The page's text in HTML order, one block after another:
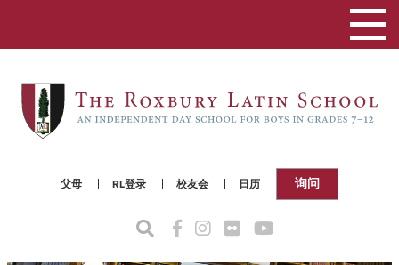
父母 RL登录 校友会 日历 询问
切
换
导